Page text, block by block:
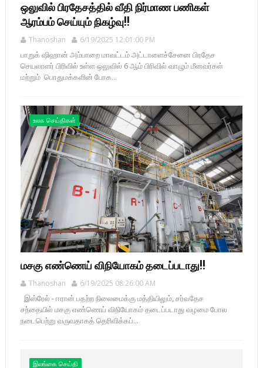
ஒலுவில் பிரதேசத்தில் வீதி நிர்மாண பணிகள்
ஆரம்பம் செய்யும் நிகழ்வு!!
Thanoshan 6/19/2025 12:01:00 PM
பாறுக் ஷிஹான் அம்பாறை மாவட்டம் அட்டாளைச்சேனை பிரதேச
செயலாளர் பிரிவில் உள்ள ஒலுவில் 6 ஆம் பிரிவில் வாழும் மீனவர்கள்
மற்றும் பொதுமக்களின் போக...
உலக செய்திகள்
மசகு எண்ணெய் விநியோகம் தடைப்படாது!!
Thanoshan 6/19/2025 08:26:00 AM
இஸ்ரேல் - ஈரான் பதற்ற நிலைமைக்கு மத்தியிலும், சர்வதேச
சந்தையில் மசகு எண்ணெய் விநியோகம் தடைப்படாது வழமை போல
நடைபெற்று வருவதாகத் தெரிவிக்கப்...
இலங்கை செய்தி